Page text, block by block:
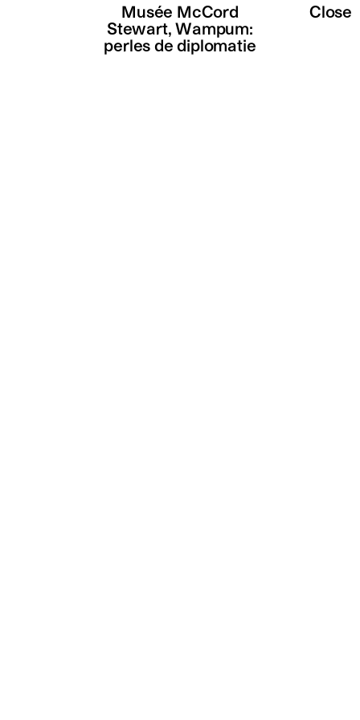
Musée McCord
Stewart, Wampum:
perles de diplomatie
Close